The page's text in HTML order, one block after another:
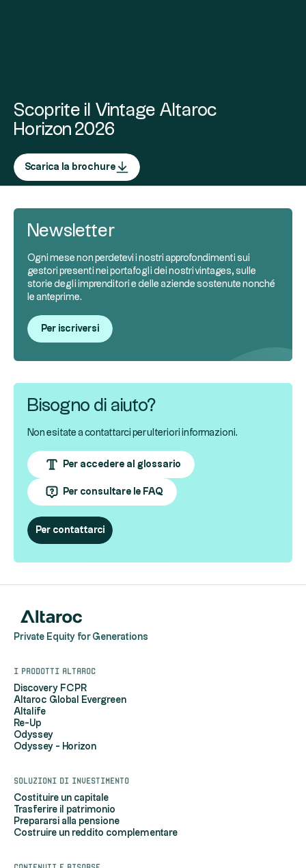
Scoprite il Vintage Altaroc
Horizon 2026
Scarica la brochure
Newsletter
Ogni mese non perdetevi i nostri approfondimenti sui
gestori presenti nei portafogli dei nostri vintages, sulle
storie degli imprenditori e delle aziende sostenute nonché
le anteprime.
Per iscriversi
Bisogno di aiuto?
Non esitate a contattarci per ulteriori informazioni.
Per accedere al glossario
Per consultare le FAQ
Per contattarci
Private Equity for Generations
I prodotti Altaroc
Discovery FCPR
Altaroc Global Evergreen
Altalife
Re-Up
Odyssey
Odyssey - Horizon
Soluzioni di investimento
Costituire un capitale
Trasferire il patrimonio
Prepararsi alla pensione
Costruire un reddito complementare
Contenuti e risorse